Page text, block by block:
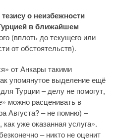
о неизбежности
в ближайшем
(вплоть до текущего или
от обстоятельств).
от Анкары такими
упомянутое выделение ещё
Турции – делу не помогут,
можно расценивать в
Августа? – не помню) –
уже оказанная услуга».
– никто не оценит